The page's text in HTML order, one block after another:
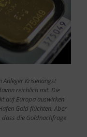
Anleger Krisenangst
reichlich mit. Die
auf Europa auswirken
Gold flüchten. Aber
die Goldnachfrage